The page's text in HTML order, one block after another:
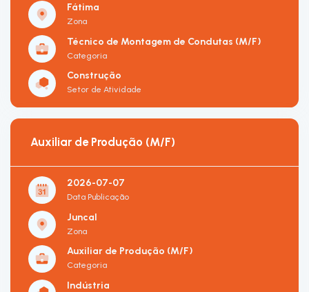
Fátima
Zona
Técnico de Montagem de Condutas (M/F)
Categoria
Construção
Setor de Atividade
Auxiliar de Produção (M/F)
2026-07-07
Data Publicação
Juncal
Zona
Auxiliar de Produção (M/F)
Categoria
Indústria